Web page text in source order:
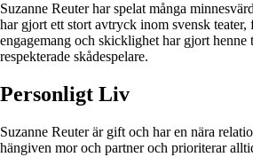
Suzanne Reuter har spelat många
har gjort ett stort avtryck inom svensk
engagemang och skicklighet har gjort henne
respekterade skådespelare.
Personligt Liv
Suzanne Reuter är gift och har en nära
hängiven mor och partner och prioriterar